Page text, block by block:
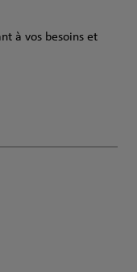
à vos besoins et